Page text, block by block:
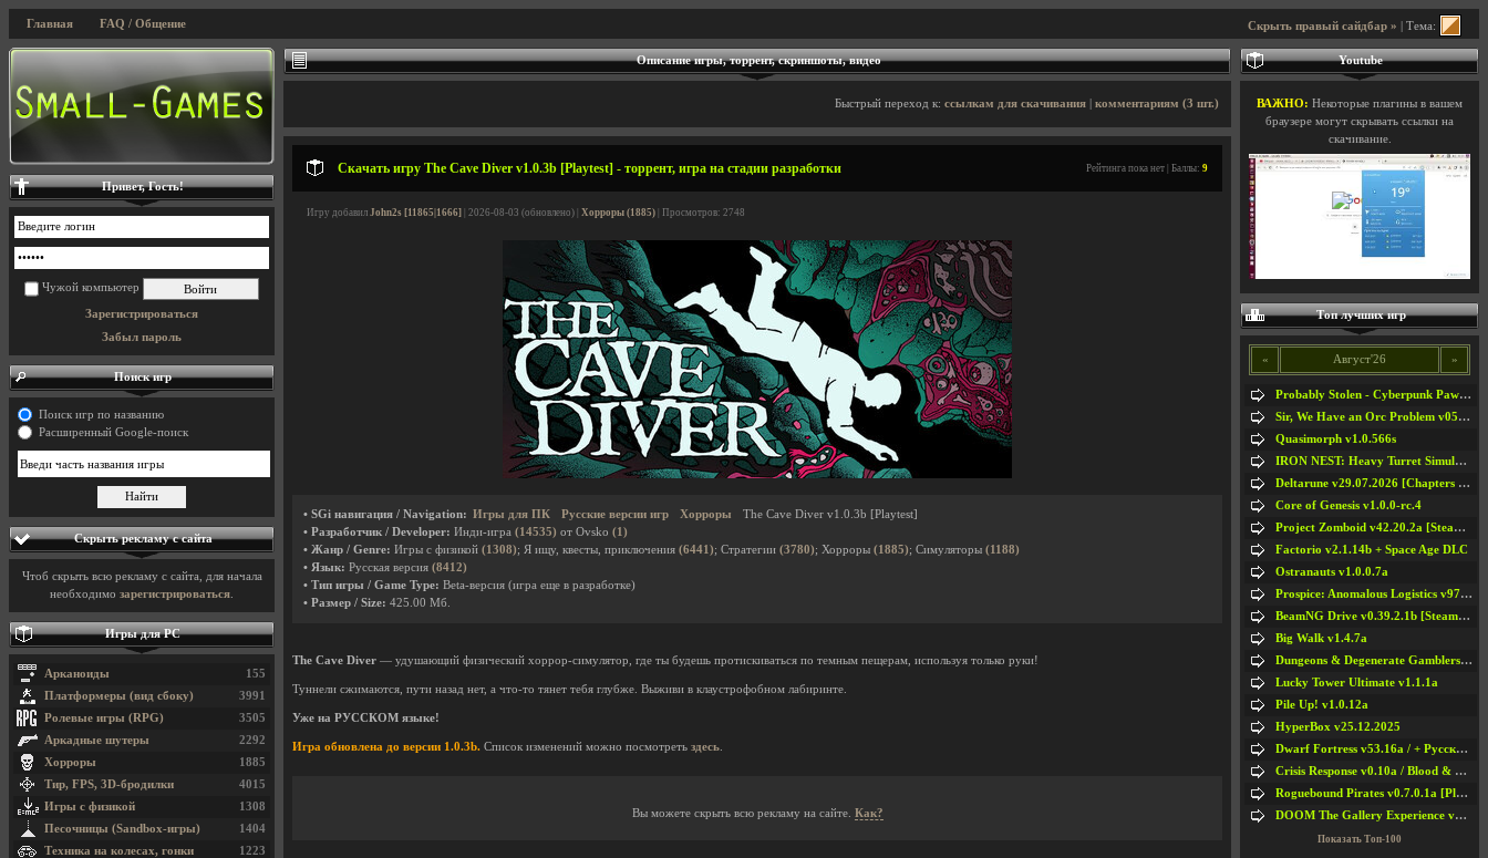
Скрыть правый сайдбар » | Тема:
Главная FAQ / Общение
Описание игры, торрент, скриншоты, видео
Быстрый переход к: ссылкам для скачивания комментариям (3 шт.)
Скачать игру The Cave Diver v1.0.3b [Playtest] - торрент, игра на стадии разработки Рейтинга пока нет | Баллы: 9
Игру добавил John2s [11865|1666] | 2026-08-03 (обновлено) | Хорроры (1885) | Просмотров: 2748
• SGi навигация / Navigation: Игры для ПК Русские версии игр Хорроры
The Cave Diver v1.0.3b [Playtest]
• Разработчик / Developer: Инди-игра (14535) от Ovsko (1)
• Жанр / Genre: Игры с физикой (1308); Я ищу, квесты, приключения (6441); Стратегии (3780); Хорроры (1885); Симуляторы (1188)
• Язык: Русская версия (8412)
• Тип игры / Game Type: Beta-версия (игра еще в разработке)
• Размер / Size: 425.00 Мб.
The Cave Diver — удушающий физический хоррор-симулятор, где ты будешь протискиваться по темным пещерам, используя только руки!
Туннели сжимаются, пути назад нет, а что-то тянет тебя глубже. Выживи в клаустрофобном лабиринте.
Уже на РУССКОМ языке!
Игра обновлена до версии 1.0.3b. Список изменений можно посмотреть здесь
Вы можете скрыть всю рекламу на сайте. Как?
Привет, Гость!
Чужой компьютер
Зарегистрироваться
Забыл пароль
Поиск игр
Поиск игр по названию
Расширенный Google-поиск
Скрыть рекламу с сайта
Чтоб скрыть всю рекламу с сайта, для начала
необходимо зарегистрироваться
Игры для PC
155
Арканоиды
3991
Платформеры (вид сбоку)
3505
Ролевые игры (RPG)
2292
Аркадные шутеры
1885
Хорроры
4015
Тир, FPS, 3D-бродилки
1308
Игры с физикой
1404
Песочницы (Sandbox-игры)
1223
Техника на колесах, гонки
Youtube
ВАЖНО: Некоторые плагины в вашем
браузере могут скрывать ссылки на
скачивание.
Топ лучших игр
« Август'26 »
Probably Stolen - Cyberpunk Pawnshop Simulator v048c [Playtest]
Sir, We Have an Orc Problem v05.08.2026
Quasimorph v1.0.566s
IRON NEST: Heavy Turret Simulator v1.0a
Deltarune v29.07.2026 [Chapters 1-5] / + RUS [Chapters 1-5]
Core of Genesis v1.0.0-rc.4
Project Zomboid v42.20.2a [Steam Early Access]
Factorio v2.1.14b + Space Age DLC
Ostranauts v1.0.0.7a
Prospice: Anomalous Logistics v97 [Playtest]
BeamNG Drive v0.39.2.1b [Steam Early Access]
Big Walk v1.4.7a
Dungeons & Degenerate Gamblers v2.0.2a
Lucky Tower Ultimate v1.1.1a
Pile Up! v1.0.12a
HyperBox v25.12.2025
Dwarf Fortress v53.16a / + Русская Версия v50.12a
Crisis Response v0.10a / Blood & Bullet
Roguebound Pirates v0.7.0.1a [Playtest]
DOOM The Gallery Experience v1.4.2
Показать Топ-100